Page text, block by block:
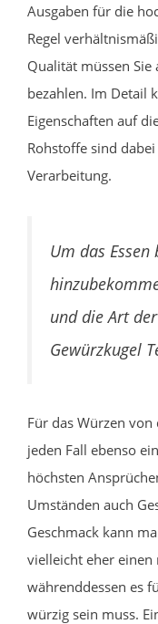
Ausgaben für die
Regel
Qualität müssen
bezahlen. Im Detail
Eigenschaften auf
Rohstoffe sind
Verarbeitung.
Um das
und die Art
Gewürzkugel
Für das Würzen
jeden Fall ebenso
höchsten
Umständen auch
Geschmack kann
vielleicht eher einen
währenddessen es
würzig sein muss.